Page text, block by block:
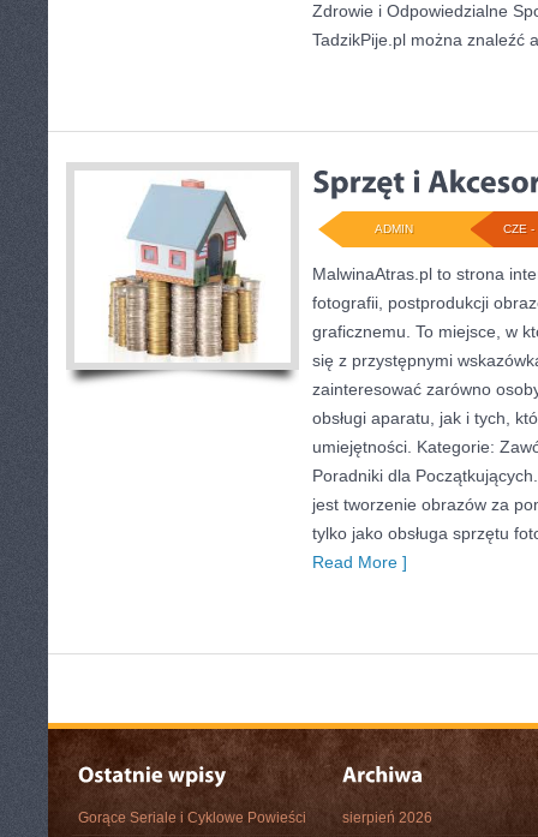
Zdrowie i Odpowiedzialne
TadzikPije.pl można znaleźć
CZE -
ADMIN
MalwinaAtras.pl to strona
fotografii, postprodukcji
graficznemu. To miejsce, w
się z przystępnymi
zainteresować zarówno
obsługi aparatu, jak i tych,
umiejętności. Kategorie:
Poradniki dla
jest tworzenie obrazów za
tylko jako obsługa sprzętu
Read More ]
Gorące Seriale i Cyklowe Powieści
sierpień 2026